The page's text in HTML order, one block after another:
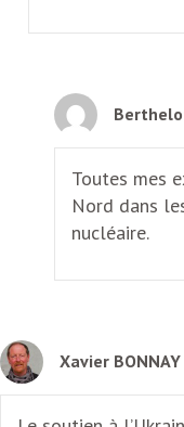
Toutes mes
Nord dans
nucléaire.
Xavier BONNAY